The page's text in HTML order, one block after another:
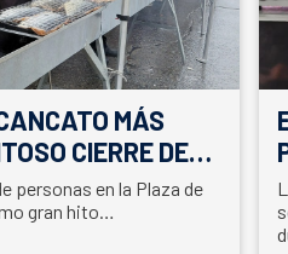
MÁS
CIERRE DE
personas en la Plaza de
gran hito…